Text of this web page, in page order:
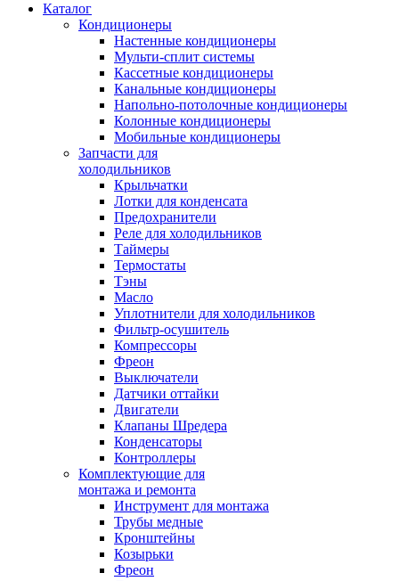
Каталог
Кондиционеры
Настенные кондиционеры
Мульти-сплит системы
Кассетные кондиционеры
Канальные кондиционеры
Напольно-потолочные кондиционеры
Колонные кондиционеры
Мобильные кондиционеры
Запчасти для
холодильников
Крыльчатки
Лотки для конденсата
Предохранители
Реле для холодильников
Таймеры
Термостаты
Тэны
Масло
Уплотнители для холодильников
Фильтр-осушитель
Компрессоры
Фреон
Выключатели
Датчики оттайки
Двигатели
Клапаны Шредера
Конденсаторы
Контроллеры
Комплектующие для
монтажа и ремонта
Инструмент для монтажа
Трубы медные
Кронштейны
Козырьки
Фреон